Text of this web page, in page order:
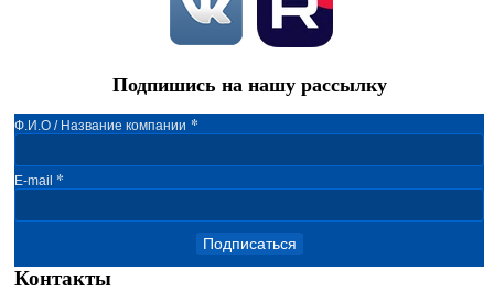
Подпишись на нашу рассылку
Ф.И.О / Название компании *
E-mail *
Подписаться
Контакты